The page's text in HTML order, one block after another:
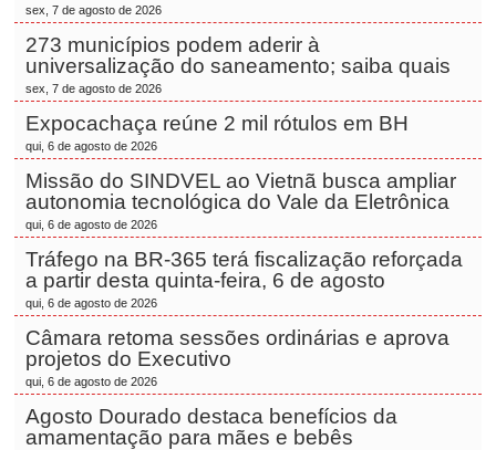
sex, 7 de agosto de 2026
273 municípios podem aderir à
universalização do saneamento; saiba quais
sex, 7 de agosto de 2026
Expocachaça reúne 2 mil rótulos em BH
qui, 6 de agosto de 2026
Missão do SINDVEL ao Vietnã busca ampliar
autonomia tecnológica do Vale da Eletrônica
qui, 6 de agosto de 2026
Tráfego na BR-365 terá fiscalização reforçada
a partir desta quinta-feira, 6 de agosto
qui, 6 de agosto de 2026
Câmara retoma sessões ordinárias e aprova
projetos do Executivo
qui, 6 de agosto de 2026
Agosto Dourado destaca benefícios da
amamentação para mães e bebês